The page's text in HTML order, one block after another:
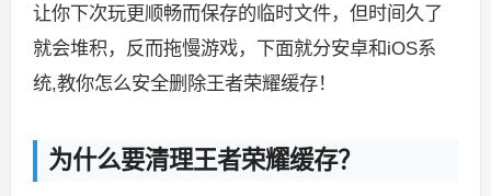
让你下次玩更顺畅而保存的临时文件，但时间久了
就会堆积，反而拖慢游戏，下面就分安卓和iOS系
统,教你怎么安全删除王者荣耀缓存！
为什么要清理王者荣耀缓存？